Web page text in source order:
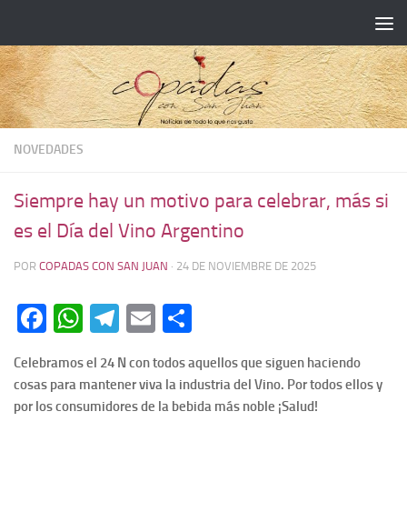
NOVEDADES
Siempre hay un motivo para celebrar, más si
es el Día del Vino Argentino
POR COPADAS CON SAN JUAN · 24 DE NOVIEMBRE DE 2025
Facebook
WhatsApp
Telegram
Email
Celebramos el 24 N con todos aquellos que siguen haciendo
cosas para mantener viva la industria del Vino. Por todos ellos y
por los consumidores de la bebida más noble ¡Salud!